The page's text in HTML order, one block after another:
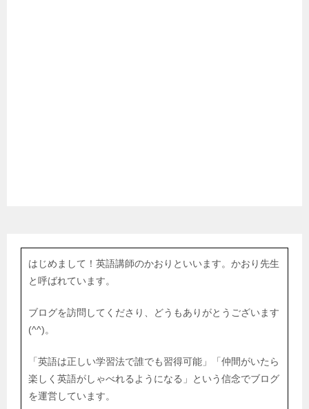
はじめまして！英語講師のかおりといいます。かおり先生
と呼ばれています。
ブログを訪問してくださり、どうもありがとうございます
(^^)。
「英語は正しい学習法で誰でも習得可能」「仲間がいたら
楽しく英語がしゃべれるようになる」という信念でブログ
を運営しています。